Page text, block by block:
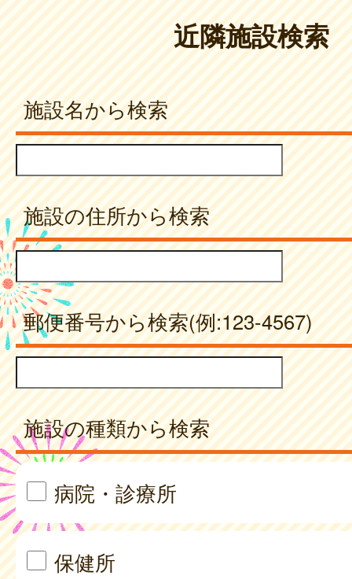
近隣施設検索
施設名から検索
施設の住所から検索
郵便番号から検索(例:123-4567)
施設の種類から検索
病院・診療所
保健所